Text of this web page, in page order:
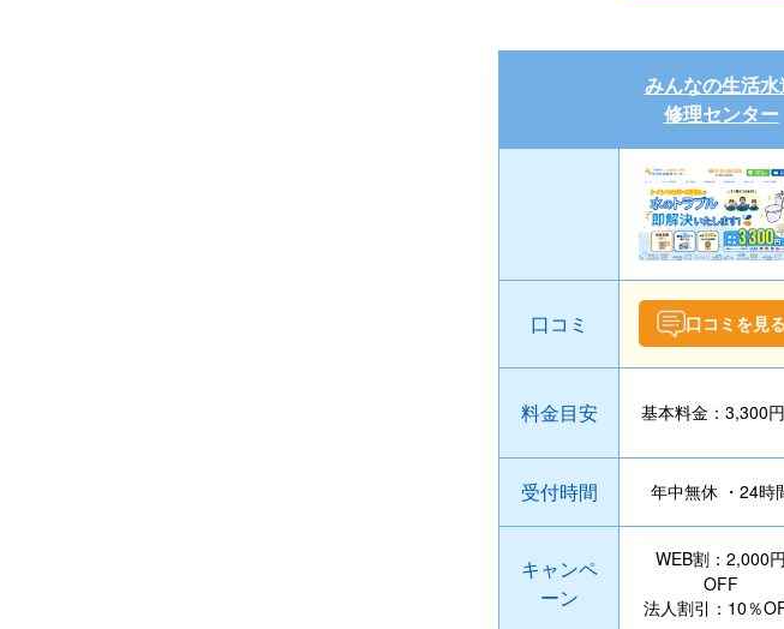
みんなの生活水
修理センター
口コミ 口コミを見る
料金目安 基本料金：3,300
受付時間 年中無休 ・24時
キャンペ
ーン
WEB割：2,000円
OFF
法人割引：10％